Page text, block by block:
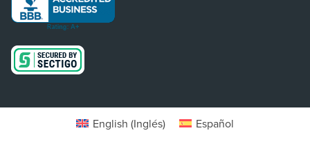
English (Inglés) Español